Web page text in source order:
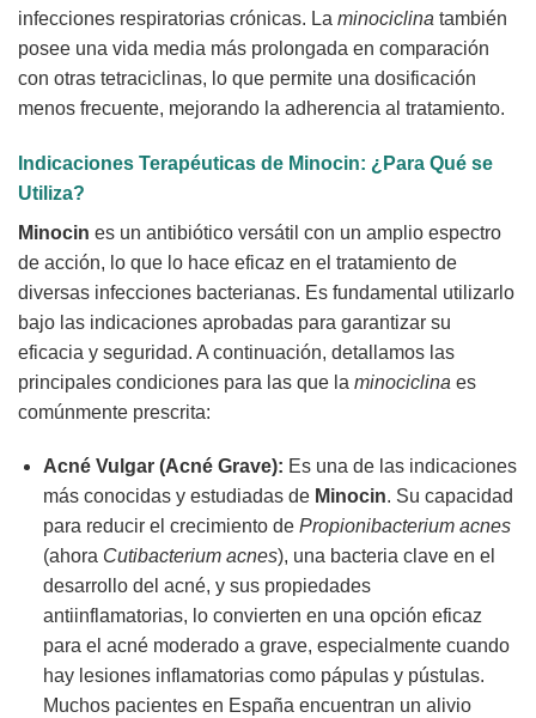
infecciones respiratorias crónicas. La minociclina también
posee una vida media más prolongada en comparación
con otras tetraciclinas, lo que permite una dosificación
menos frecuente, mejorando la adherencia al tratamiento.
Indicaciones Terapéuticas de Minocin: ¿Para Qué se
Utiliza?
Minocin es un antibiótico versátil con un amplio espectro
de acción, lo que lo hace eficaz en el tratamiento de
diversas infecciones bacterianas. Es fundamental utilizarlo
bajo las indicaciones aprobadas para garantizar su
eficacia y seguridad. A continuación, detallamos las
principales condiciones para las que la minociclina es
comúnmente prescrita:
Acné Vulgar (Acné Grave): Es una de las indicaciones
más conocidas y estudiadas de Minocin. Su capacidad
para reducir el crecimiento de Propionibacterium acnes
(ahora Cutibacterium acnes), una bacteria clave en el
desarrollo del acné, y sus propiedades
antiinflamatorias, lo convierten en una opción eficaz
para el acné moderado a grave, especialmente cuando
hay lesiones inflamatorias como pápulas y pústulas.
Muchos pacientes en España encuentran un alivio